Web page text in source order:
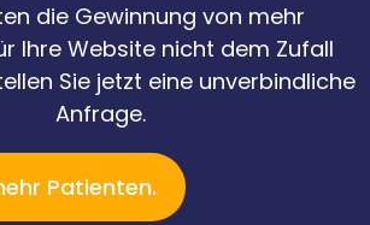
die Gewinnung von mehr
Ihre Website nicht dem Zufall
Sie jetzt eine unverbindliche
Anfrage.
Patienten.